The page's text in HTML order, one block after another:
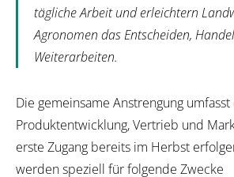
tägliche Arbeit und erleichtern
Agronomen das Entscheiden,
Weiterarbeiten.
Die gemeinsame Anstrengung
Produktentwicklung, Vertrieb und
erste Zugang bereits im Herbst
werden speziell für folgende Zwecke